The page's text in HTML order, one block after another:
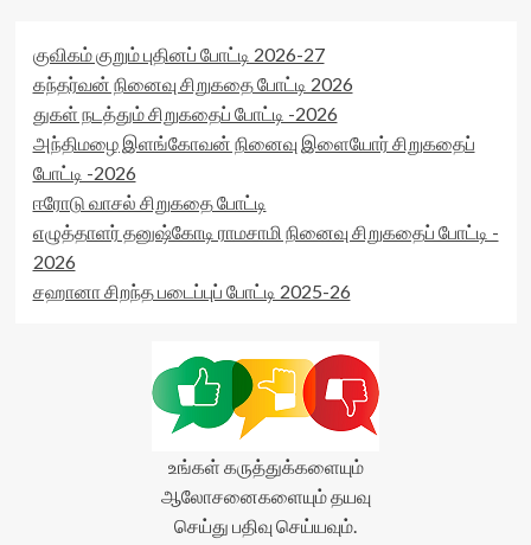
குவிகம் குறும் புதினப் போட்டி 2026-27
கந்தர்வன் நினைவு சிறுகதை போட்டி 2026
துகள் நடத்தும் சிறுகதைப் போட்டி -2026
அந்திமழை இளங்கோவன் நினைவு இளையோர் சிறுகதைப்
போட்டி -2026
ஈரோடு வாசல் சிறுகதை போட்டி
எழுத்தாளர் தனுஷ்கோடி ராமசாமி நினைவு சிறுகதைப் போட்டி -
2026
சஹானா சிறந்த படைப்புப் போட்டி 2025-26
உங்கள் கருத்துக்களையும்
ஆலோசனைகளையும் தயவு
செய்து பதிவு செய்யவும்.